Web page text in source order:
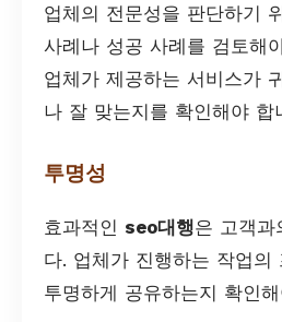
업체의 전문성을 판단하기
사례나 성공 사례를 검토해
업체가 제공하는 서비스가
나 잘 맞는지를 확인해야 합
투명성
효과적인 seo대행은 고객과
다. 업체가 진행하는 작업의
투명하게 공유하는지 확인